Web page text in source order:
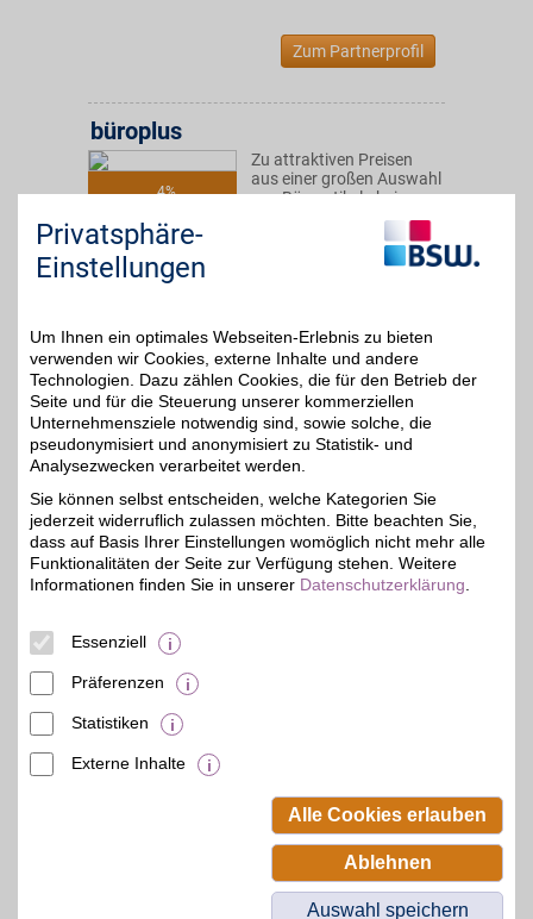
Zum Partnerprofil
4%
büroplus
Zu attraktiven Preisen
aus einer großen Auswahl
von Büroartikeln bei
Discounter bestellen. Für
Büro sowie Haushalt wird
Zum Partnerprofil
4%
Viking
preiswert alles Nötige für
den Büroalltag bestellen,
von Druckertinte und
ergonomischen Stühlen
hin zu Kaffee und
Hygieneartikeln.
Beamten-Selbsthilfewerk GmbH.
Privatsphäre-
Einstellungen
Um Ihnen ein optimales Webseiten-Erlebnis zu bieten
verwenden wir Cookies, externe Inhalte und andere
Technologien. Dazu zählen Cookies, die für den Betrieb der
Seite und für die Steuerung unserer kommerziellen
Unternehmensziele notwendig sind, sowie solche, die
pseudonymisiert und anonymisiert zu Statistik- und
Analysezwecken verarbeitet werden.
Sie können selbst entscheiden, welche Kategorien Sie
jederzeit widerruflich zulassen möchten. Bitte beachten Sie,
dass auf Basis Ihrer Einstellungen womöglich nicht mehr alle
Funktionalitäten der Seite zur Verfügung stehen. Weitere
Informationen finden Sie in unserer Datenschutzerklärung
Essenziell
Präferenzen
Statistiken
Externe Inhalte
Alle Cookies erlauben
Ablehnen
Auswahl speichern